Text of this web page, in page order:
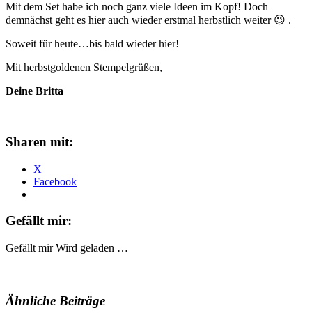
Mit dem Set habe ich noch ganz viele Ideen im Kopf! Doch
demnächst geht es hier auch wieder erstmal herbstlich weiter 😉 .
Soweit für heute…bis bald wieder hier!
Mit herbstgoldenen Stempelgrüßen,
Deine Britta
Sharen mit:
X
Facebook
Gefällt mir:
Gefällt mir Wird geladen …
Ähnliche Beiträge